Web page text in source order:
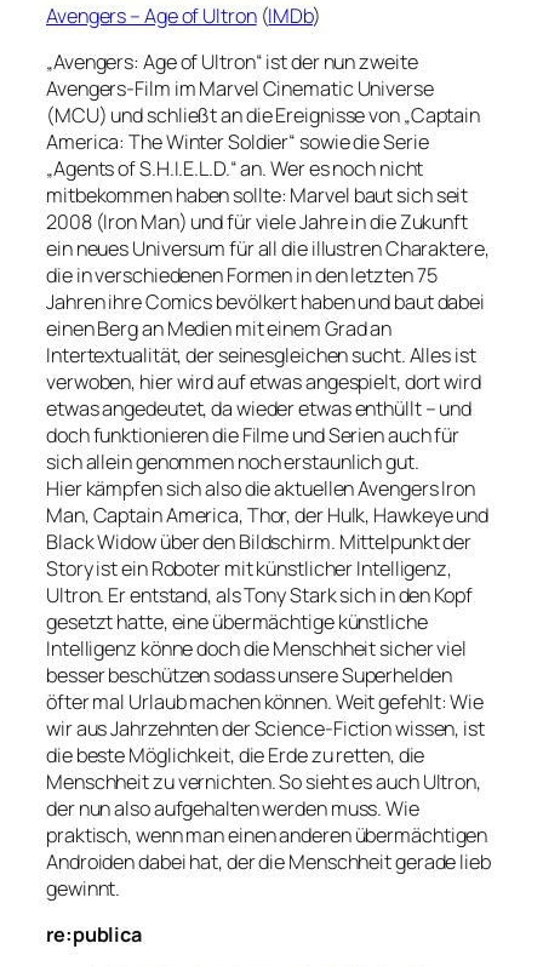
Avengers – Age of Ultron(IMDb)
„Avengers: Age of Ultron“ ist der nun zweite
Avengers-Film im Marvel Cinematic Universe
(MCU) und schließt an die Ereignisse von „Captain
America: The Winter Soldier“ sowie die Serie
„Agents of S.H.I.E.L.D.“ an. Wer es noch nicht
mitbekommen haben sollte: Marvel baut sich seit
2008 (Iron Man) und für viele Jahre in die Zukunft
ein neues Universum für all die illustren Charaktere,
die in verschiedenen Formen in den letzten 75
Jahren ihre Comics bevölkert haben und baut dabei
einen Berg an Medien mit einem Grad an
Intertextualität, der seinesgleichen sucht. Alles ist
verwoben, hier wird auf etwas angespielt, dort wird
etwas angedeutet, da wieder etwas enthüllt – und
doch funktionieren die Filme und Serien auch für
sich allein genommen noch erstaunlich gut.
Hier kämpfen sich also die aktuellen Avengers Iron
Man, Captain America, Thor, der Hulk, Hawkeye und
Black Widow über den Bildschirm. Mittelpunkt der
Story ist ein Roboter mit künstlicher Intelligenz,
Ultron. Er entstand, als Tony Stark sich in den Kopf
gesetzt hatte, eine übermächtige künstliche
Intelligenz könne doch die Menschheit sicher viel
besser beschützen sodass unsere Superhelden
öfter mal Urlaub machen können. Weit gefehlt: Wie
wir aus Jahrzehnten der Science-Fiction wissen, ist
die beste Möglichkeit, die Erde zu retten, die
Menschheit zu vernichten. So sieht es auch Ultron,
der nun also aufgehalten werden muss. Wie
praktisch, wenn man einen anderen übermächtigen
Androiden dabei hat, der die Menschheit gerade lieb
gewinnt.
re:publica